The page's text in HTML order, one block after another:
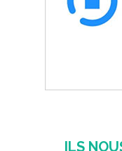
ILS